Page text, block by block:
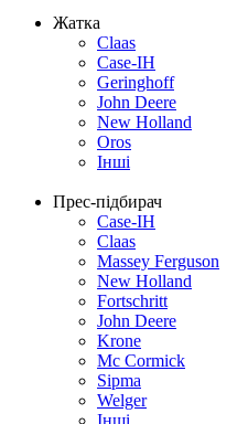
Жатка
Claas
Case-IH
Geringhoff
John Deere
New Holland
Oros
Інші
Прес-підбирач
Case-IH
Claas
Massey Ferguson
New Holland
Fortschritt
John Deere
Krone
Mc Cormick
Sipma
Welger
Інші